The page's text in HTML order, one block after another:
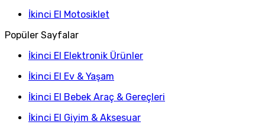
İkinci El Motosiklet
Popüler Sayfalar
İkinci El Elektronik Ürünler
İkinci El Ev & Yaşam
İkinci El Bebek Araç & Gereçleri
İkinci El Giyim & Aksesuar